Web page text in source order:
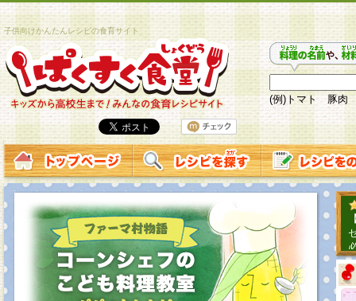
子供向けかんたんレシピの食育サイト
(例)トマト 豚肉